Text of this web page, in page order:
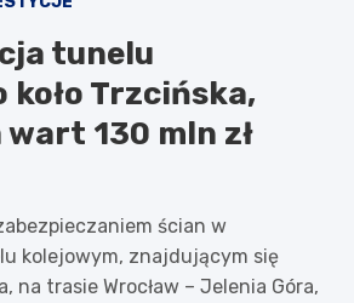
tunelu
koło Trzcińska,
130 mln zł
ścian w
kolejowym, znajdującym się
na trasie Wrocław – Jelenia Góra,